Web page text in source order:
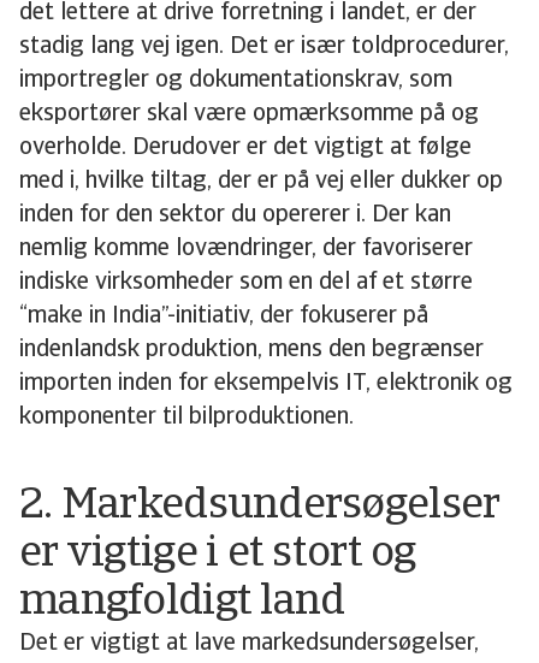
det lettere at drive forretning i landet, er der
stadig lang vej igen. Det er især toldprocedurer,
importregler og dokumentationskrav, som
eksportører skal være opmærksomme på og
overholde. Derudover er det vigtigt at følge
med i, hvilke tiltag, der er på vej eller dukker op
inden for den sektor du opererer i. Der kan
nemlig komme lovændringer, der favoriserer
indiske virksomheder som en del af et større
“make in India”-initiativ, der fokuserer på
indenlandsk produktion, mens den begrænser
importen inden for eksempelvis IT, elektronik og
komponenter til bilproduktionen.
2. Markedsundersøgelser
er vigtige i et stort og
mangfoldigt land
Det er vigtigt at lave markedsundersøgelser,